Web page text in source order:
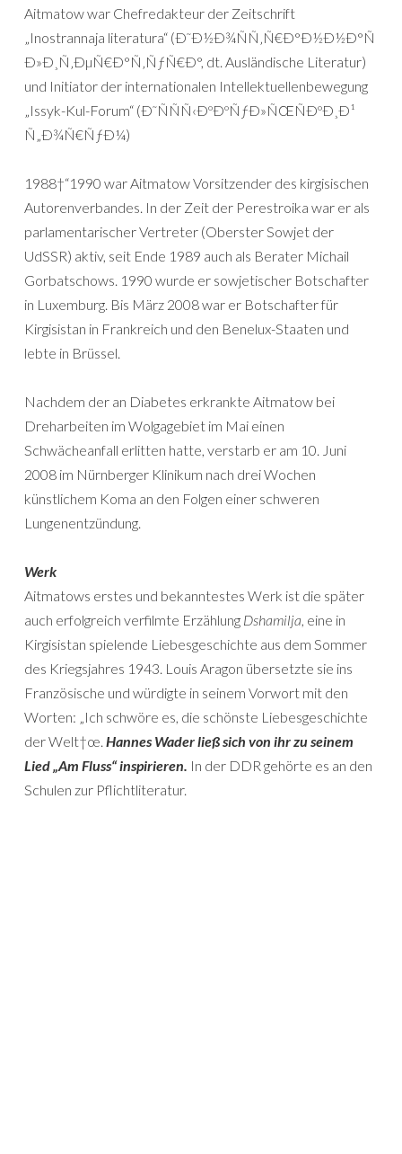
Aitmatow war Chefredakteur der Zeitschrift
„Inostrannaja literatura“ (Ð˜Ð½Ð¾ÑÑ‚Ñ€Ð°Ð½Ð½Ð°Ñ
Ð»Ð¸Ñ‚ÐµÑ€Ð°Ñ‚ÑƒÑ€Ð°, dt. Ausländische Literatur)
und Initiator der internationalen Intellektuellenbewegung
„Issyk-Kul-Forum“ (Ð˜ÑÑÑ‹ÐºÐºÑƒÐ»ÑŒÑÐºÐ¸Ð¹
Ñ„Ð¾Ñ€ÑƒÐ¼)
1988†“1990 war Aitmatow Vorsitzender des kirgisischen
Autorenverbandes. In der Zeit der Perestroika war er als
parlamentarischer Vertreter (Oberster Sowjet der
UdSSR) aktiv, seit Ende 1989 auch als Berater Michail
Gorbatschows. 1990 wurde er sowjetischer Botschafter
in Luxemburg. Bis März 2008 war er Botschafter für
Kirgisistan in Frankreich und den Benelux-Staaten und
lebte in Brüssel.
Nachdem der an Diabetes erkrankte Aitmatow bei
Dreharbeiten im Wolgagebiet im Mai einen
Schwächeanfall erlitten hatte, verstarb er am 10. Juni
2008 im Nürnberger Klinikum nach drei Wochen
künstlichem Koma an den Folgen einer schweren
Lungenentzündung.
Werk
Aitmatows erstes und bekanntestes Werk ist die später
auch erfolgreich verfilmte Erzählung Dshamilja, eine in
Kirgisistan spielende Liebesgeschichte aus dem Sommer
des Kriegsjahres 1943. Louis Aragon übersetzte sie ins
Französische und würdigte in seinem Vorwort mit den
Worten: „Ich schwöre es, die schönste Liebesgeschichte
der Welt†œ. Hannes Wader ließ sich von ihr zu seinem
Lied „Am Fluss“ inspirieren. In der DDR gehörte es an den
Schulen zur Pflichtliteratur.